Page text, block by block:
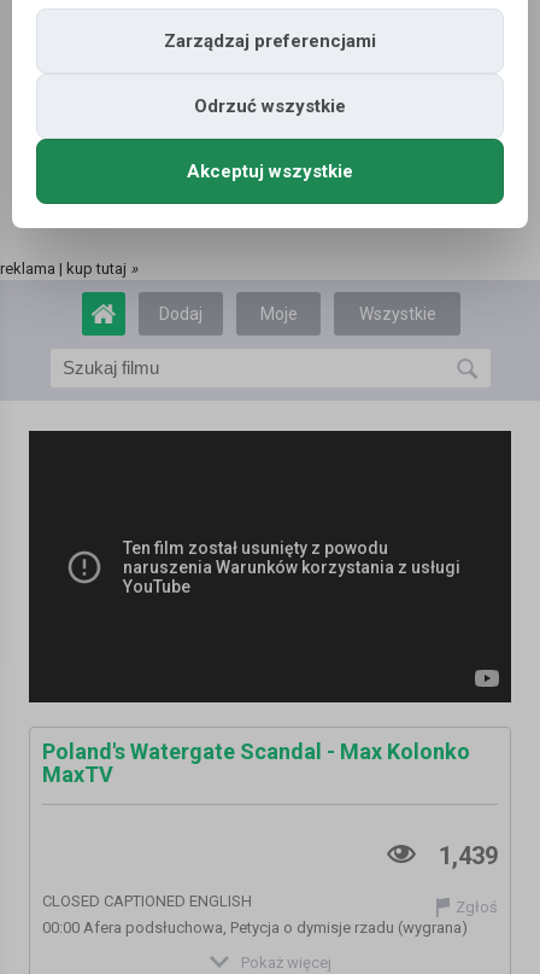
reklama | kup tutaj »
Dodaj Moje Wszystkie
Poland's Watergate Scandal - Max Kolonko
MaxTV
1,439
Zgłoś
CLOSED CAPTIONED ENGLISH
00:00 Afera podsłuchowa, Petycja o dymisje rzadu (wygrana)
10:23 Rewolucja w Europie wybory do EU i JKM,
Pokaż więcej
Zarządzaj preferencjami
Odrzuć wszystkie
Akceptuj wszystkie